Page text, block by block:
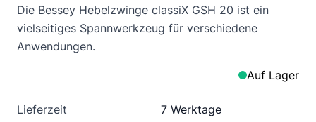
Die Bessey Hebelzwinge classiX GSH 20 ist ein
vielseitiges Spannwerkzeug für verschiedene
Anwendungen.
Auf Lager
Lieferzeit 7 Werktage